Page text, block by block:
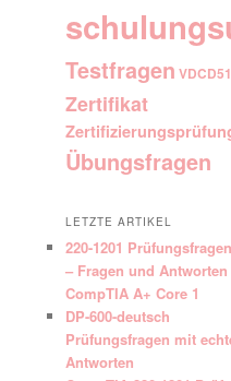
Testfragen
Zertifikat
Übungsfragen
LETZTE ARTIKEL
220-1201
– Fragen und
CompTIA A+ Core 1
DP-600-deutsch
Prüfungsfragen mit
Antworten